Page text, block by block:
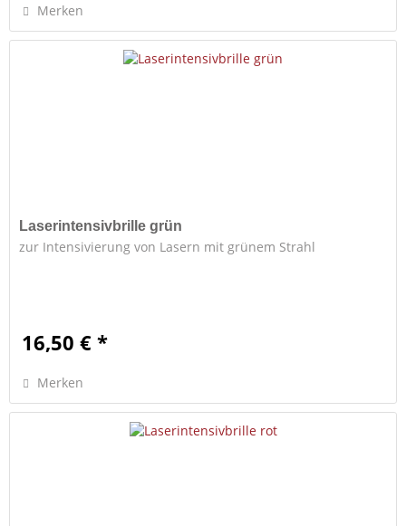
Merken
Laserintensivbrille grün
zur Intensivierung von Lasern mit grünem Strahl
16,50 € *
Merken